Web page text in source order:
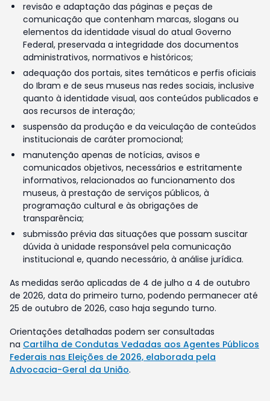
revisão e adaptação das páginas e peças de
comunicação que contenham marcas, slogans ou
elementos da identidade visual do atual Governo
Federal, preservada a integridade dos documentos
administrativos, normativos e históricos;
adequação dos portais, sites temáticos e perfis oficiais
do Ibram e de seus museus nas redes sociais, inclusive
quanto à identidade visual, aos conteúdos publicados e
aos recursos de interação;
suspensão da produção e da veiculação de conteúdos
institucionais de caráter promocional;
manutenção apenas de notícias, avisos e
comunicados objetivos, necessários e estritamente
informativos, relacionados ao funcionamento dos
museus, à prestação de serviços públicos, à
programação cultural e às obrigações de
transparência;
submissão prévia das situações que possam suscitar
dúvida à unidade responsável pela comunicação
institucional e, quando necessário, à análise jurídica.
As medidas serão aplicadas de 4 de julho a 4 de outubro
de 2026, data do primeiro turno, podendo permanecer até
25 de outubro de 2026, caso haja segundo turno.
Orientações detalhadas podem ser consultadas
na Cartilha de Condutas Vedadas aos Agentes Públicos
Federais nas Eleições de 2026, elaborada pela
Advocacia-Geral da União.